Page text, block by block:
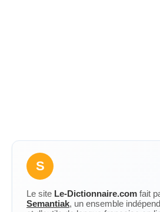
S
Le site Le-Dictionnaire.com fait
Semantiak, un ensemble